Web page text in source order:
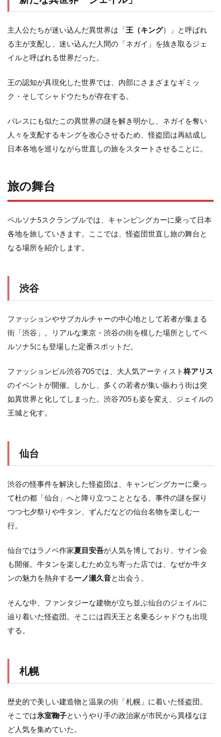
主人公たちが迷い込んだ異世界は「王（キング）」と呼ばれ
る主が支配し、迷い込んだ人間の「ネガイ」を抜き取るジェ
イルと呼ばれる世界だった。
王の認知が具現化した世界では、内部にさまざまなギミッ
ク・そしてシャドウたちが存在する。
パレスにも似たこの異世界の謎を解き明かし、ネガイを奪い
人々を支配するキングを改心させるため、怪盗団は再結成し
日本各地を巡りながら世直しの旅をスタートさせることに。
旅の舞台
ペルソナ5スクランブルでは、キャンピングカーに乗って日本
各地を旅していきます。ここでは、怪盗団世直し旅の舞台と
なる場所を紹介します。
渋谷
ファッションやサブカルチャーの中心地として若者が集まる
街「渋谷」。リアルな東京・渋谷の街を模した場所としてペ
ルソナ5にも登場した定番スポットだ。
ファッションビル渋谷705では、大人気アーティスト柊アリス
のイベントが開催。しかし、多くの若者が集い賑わう街は突
如異世界と化してしまった。渋谷705も姿を変え、ジェイルの
王城と化す。
仙台
渋谷の怪事件を解決した怪盗団は、キャンピングカーに乗っ
て杜の都「仙台」へと降り立つこととなる。事件の謎を探り
つつ七夕祭りや牛タン、ずんだなどの仙台名物を楽しむ一
行。
仙台ではラノベ作家夏目安吾が人気を博しており、サイン会
も開催。牛タンを楽しむため立ち寄った店では、なぜか牛タ
ンの魅力を熱弁する一ノ瀬久音と出会う。
そんな中、ファンタジーな建物が立ち並ぶ仙台のジェイルに
辿り着いた怪盗団。そこには四天王と名乗るシャドウも出現
する。
札幌
歴史的で美しい建造物と温泉の街「札幌」に着いた怪盗団。
そこでは氷室鞠子というやり手の政治家が市民から異様なほ
ど人気を集めていた。